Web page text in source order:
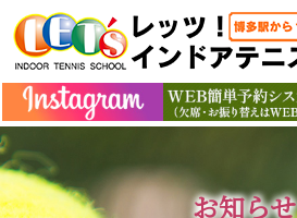
お知らせ